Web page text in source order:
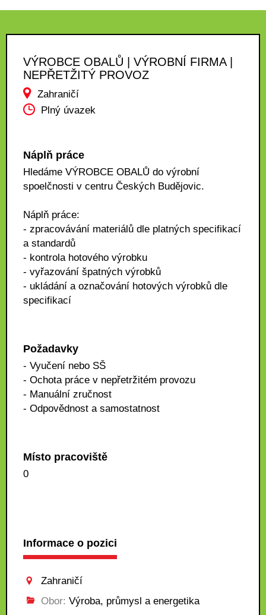
VÝROBCE OBALŮ | VÝROBNÍ FIRMA |
NEPŘETŽITÝ PROVOZ
Zahraničí
Plný úvazek
Náplň práce
Hledáme VÝROBCE OBALŮ do výrobní
spoelčnosti v centru Českých Budějovic.
Náplň práce:
- zpracovávání materiálů dle platných specifikací
a standardů
- kontrola hotového výrobku
- vyřazování špatných výrobků
- ukládání a označování hotových výrobků dle
specifikací
Požadavky
- Vyučení nebo SŠ
- Ochota práce v nepřetržitém provozu
- Manuální zručnost
- Odpovědnost a samostatnost
Místo pracoviště
0
Informace o pozici
Zahraničí
Obor: Výroba, průmysl a energetika